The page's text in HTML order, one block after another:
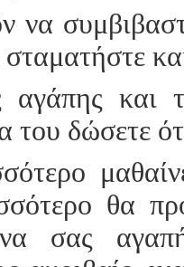
να
και
του δώσετε
θα
σας